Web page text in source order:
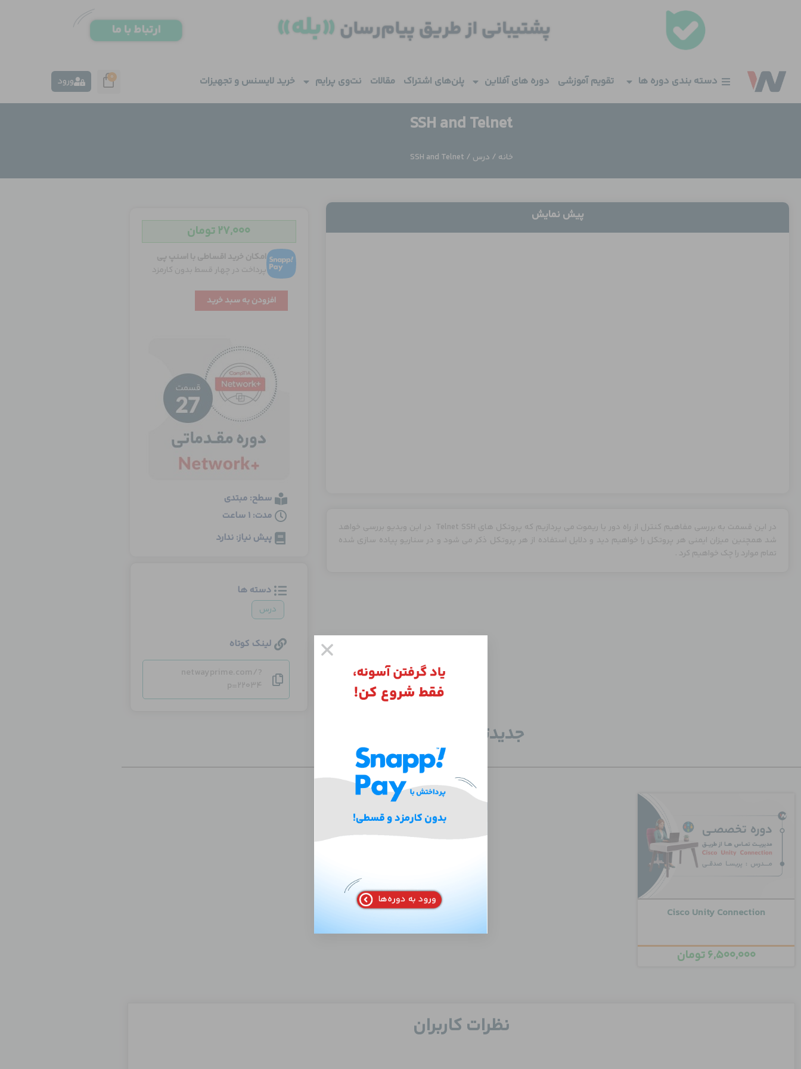
دسته بندی دوره ها تقویم آموزشی دوره های آفلاین پلن‌های اشتراک مقالات نت‌وی پرایم خرید لایسنس و تجهیزات 0 ورود
SSH and Telnet
خانه / درس / SSH and Telnet
پیش نمایش
در این قسمت به بررسی مفاهیم کنترل از راه دور یا ریموت می پردازیم که پروتکل های Telnet SSH در این ویدیو بررسی خواهد
شد همچنین میزان ایمنی هر پروتکل را خواهیم دید و دلایل استفاده از هر پروتکل ذکر می شود و در سناریو پیاده سازی شده
تمام موارد را چک خواهیم کرد .
۲۷,۰۰۰تومان
امکان خرید اقساطی با اسنپ پی
پرداخت در چهار قسط بدون کارمزد
and
افزودن به سبد خرید
سطح: مبتدی
مدت: 1 ساعت
پیش نیاز: ندارد
دسته ها
درس
لینک کوتاه
netwayprime.com/?
p=22034
جدید‌ترین دوره‌ها
Cisco Unity Connection
۶,۵۰۰,۰۰۰تومان
نظرات کاربران